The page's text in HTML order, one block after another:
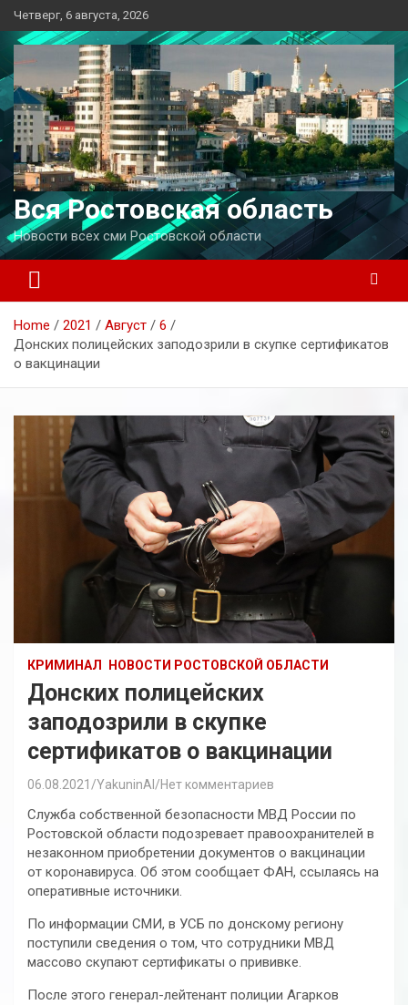
Перейти
к
содержимому
Четверг, 6 августа, 2026
Вся Ростовская область
Новости всех сми Ростовской области
Home 2021 Август
6
Донских полицейских заподозрили в скупке сертификатов
о вакцинации
КРИМИНАЛ НОВОСТИ РОСТОВСКОЙ ОБЛАСТИ
Донских полицейских
заподозрили в скупке
сертификатов о вакцинации
06.08.2021 YakuninAI Нет комментариев
Служба собственной безопасности МВД России по
Ростовской области подозревает правоохранителей в
незаконном приобретении документов о вакцинации
от коронавируса. Об этом сообщает ФАН, ссылаясь на
оперативные источники.
По информации СМИ, в УСБ по донскому региону
поступили сведения о том, что сотрудники МВД
массово скупают сертификаты о прививке.
После этого генерал-лейтенант полиции Агарков